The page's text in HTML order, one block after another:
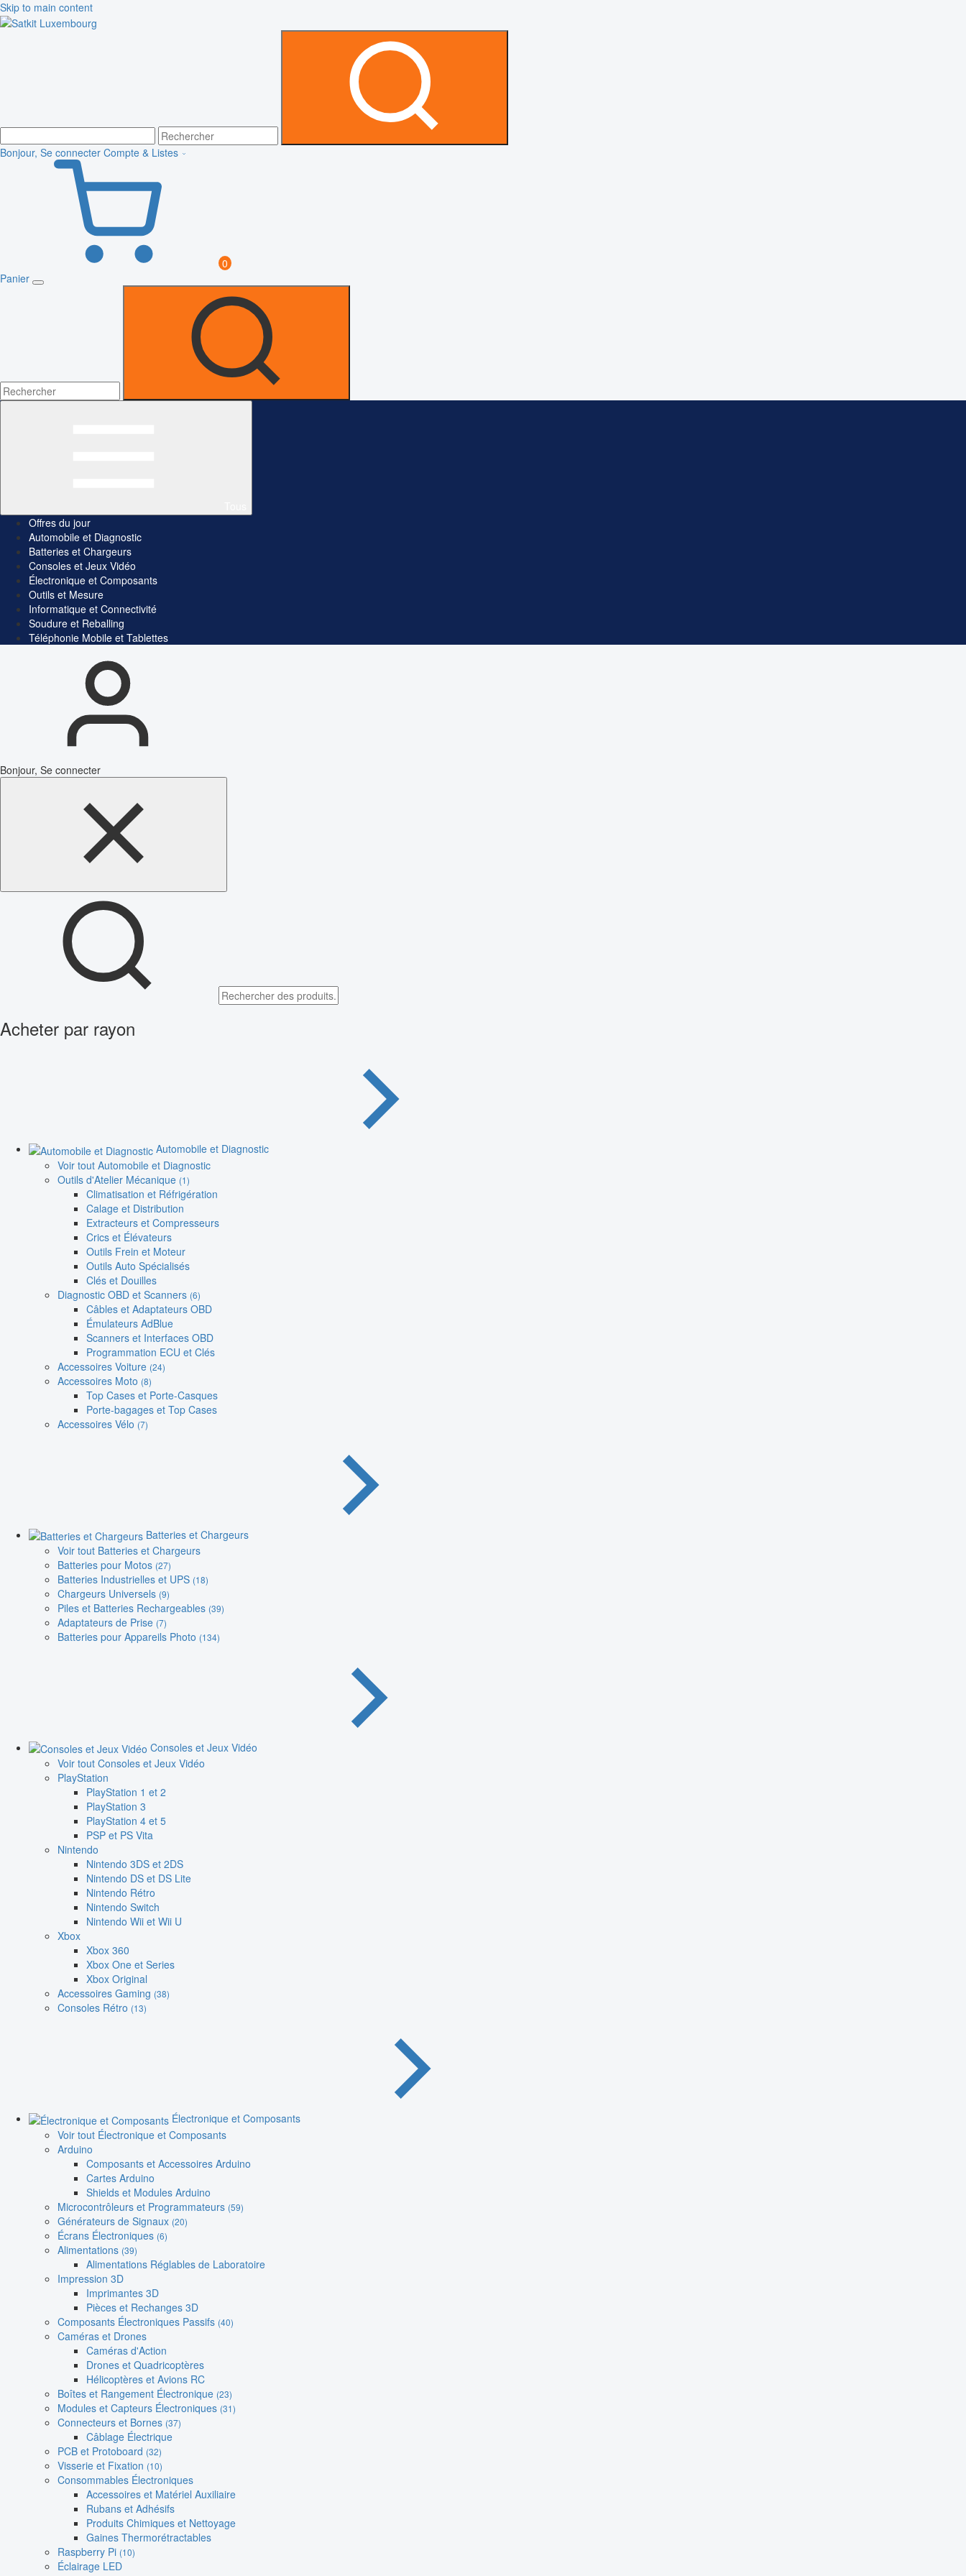
Skip to main content
Bonjour, Se connecter Compte & Listes
0
Panier
Offres du jour
Automobile et Diagnostic
Batteries et Chargeurs
Consoles et Jeux Vidéo
Électronique et Composants
Outils et Mesure
Informatique et Connectivité
Soudure et Reballing
Téléphonie Mobile et Tablettes
Bonjour, Se connecter
Acheter par rayon
Automobile et Diagnostic
Voir tout Automobile et Diagnostic
Outils d'Atelier Mécanique (1)
Climatisation et Réfrigération
Calage et Distribution
Extracteurs et Compresseurs
Crics et Élévateurs
Outils Frein et Moteur
Outils Auto Spécialisés
Clés et Douilles
Diagnostic OBD et Scanners (6)
Câbles et Adaptateurs OBD
Émulateurs AdBlue
Scanners et Interfaces OBD
Programmation ECU et Clés
Accessoires Voiture (24)
Accessoires Moto (8)
Top Cases et Porte-Casques
Porte-bagages et Top Cases
Accessoires Vélo (7)
Batteries et Chargeurs
Voir tout Batteries et Chargeurs
Batteries pour Motos (27)
Batteries Industrielles et UPS (18)
Chargeurs Universels (9)
Piles et Batteries Rechargeables (39)
Adaptateurs de Prise (7)
Batteries pour Appareils Photo (134)
Consoles et Jeux Vidéo
Voir tout Consoles et Jeux Vidéo
PlayStation
PlayStation 1 et 2
PlayStation 3
PlayStation 4 et 5
PSP et PS Vita
Nintendo
Nintendo 3DS et 2DS
Nintendo DS et DS Lite
Nintendo Rétro
Nintendo Switch
Nintendo Wii et Wii U
Xbox
Xbox 360
Xbox One et Series
Xbox Original
Accessoires Gaming (38)
Consoles Rétro (13)
Électronique et Composants
Voir tout Électronique et Composants
Arduino
Composants et Accessoires Arduino
Cartes Arduino
Shields et Modules Arduino
Microcontrôleurs et Programmateurs (59)
Générateurs de Signaux (20)
Écrans Électroniques (6)
Alimentations (39)
Alimentations Réglables de Laboratoire
Impression 3D
Imprimantes 3D
Pièces et Rechanges 3D
Composants Électroniques Passifs (40)
Caméras et Drones
Caméras d'Action
Drones et Quadricoptères
Hélicoptères et Avions RC
Boîtes et Rangement Électronique (23)
Modules et Capteurs Électroniques (31)
Connecteurs et Bornes (37)
Câblage Électrique
PCB et Protoboard (32)
Visserie et Fixation (10)
Consommables Électroniques
Accessoires et Matériel Auxiliaire
Rubans et Adhésifs
Produits Chimiques et Nettoyage
Gaines Thermorétractables
Raspberry Pi (10)
Éclairage LED